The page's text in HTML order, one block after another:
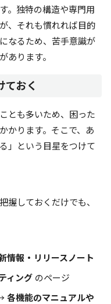
。独特の構造や専門用
、それも慣れれば目的
なるため、苦手意識が
あります。
ておく
とも多いため、困った
かります。そこで、あ
」という目星をつけて
握しておくだけでも、
情報・リリースノート
ィング のページ
各機能のマニュアルや